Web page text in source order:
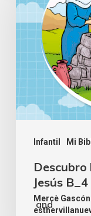
Infantil Mi
Jesús B_4
Mercè Gascón
and